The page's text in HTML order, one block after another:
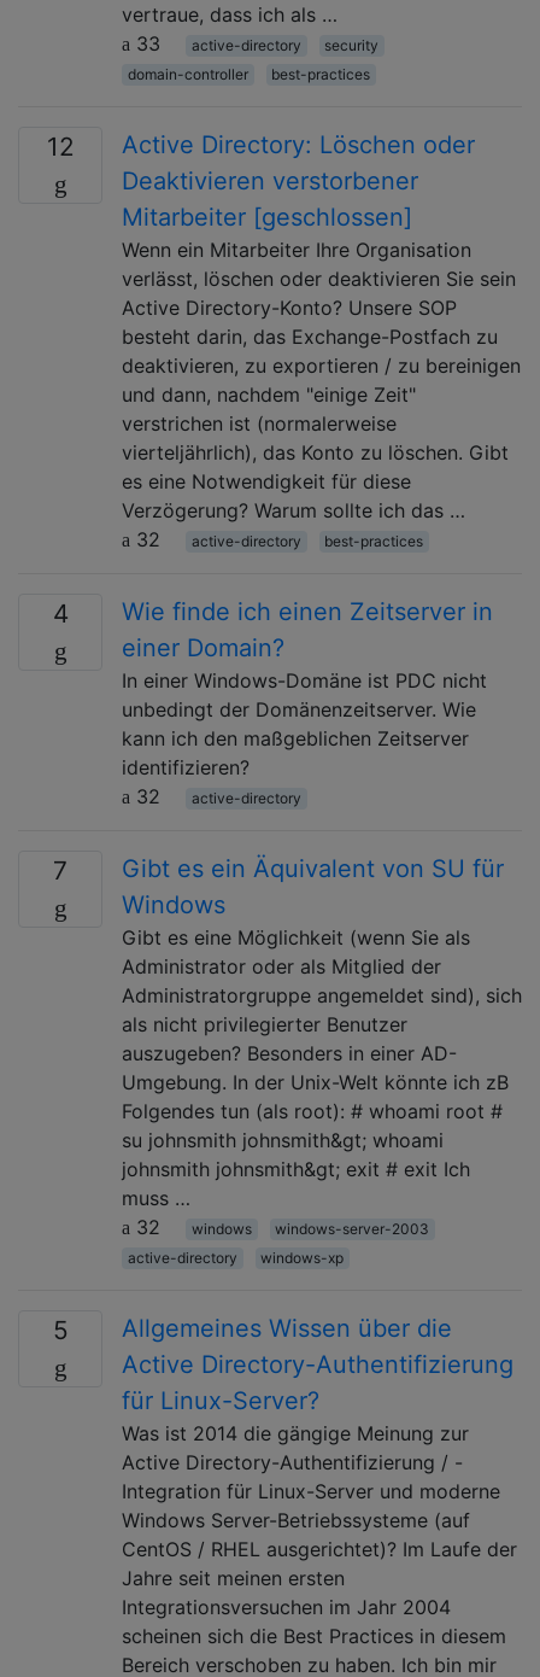
vertraue, dass ich als …
33
active-directory
security
domain-controller
best-practices
12
Active Directory: Löschen oder
Deaktivieren verstorbener
Mitarbeiter [geschlossen]
Wenn ein Mitarbeiter Ihre Organisation
verlässt, löschen oder deaktivieren Sie sein
Active Directory-Konto? Unsere SOP
besteht darin, das Exchange-Postfach zu
deaktivieren, zu exportieren / zu bereinigen
und dann, nachdem "einige Zeit"
verstrichen ist (normalerweise
vierteljährlich), das Konto zu löschen. Gibt
es eine Notwendigkeit für diese
Verzögerung? Warum sollte ich das …
32
active-directory best-practices
4
Wie finde ich einen Zeitserver in
einer Domain?
In einer Windows-Domäne ist PDC nicht
unbedingt der Domänenzeitserver. Wie
kann ich den maßgeblichen Zeitserver
identifizieren?
32
active-directory
7
Gibt es ein Äquivalent von SU für
Windows
Gibt es eine Möglichkeit (wenn Sie als
Administrator oder als Mitglied der
Administratorgruppe angemeldet sind), sich
als nicht privilegierter Benutzer
auszugeben? Besonders in einer AD-
Umgebung. In der Unix-Welt könnte ich zB
Folgendes tun (als root): # whoami root #
su johnsmith johnsmith&gt; whoami
johnsmith johnsmith&gt; exit # exit Ich
muss …
32
windows
windows-server-2003
active-directory
windows-xp
5
Allgemeines Wissen über die
Active Directory-Authentifizierung
für Linux-Server?
Was ist 2014 die gängige Meinung zur
Active Directory-Authentifizierung / -
Integration für Linux-Server und moderne
Windows Server-Betriebssysteme (auf
CentOS / RHEL ausgerichtet)? Im Laufe der
Jahre seit meinen ersten
Integrationsversuchen im Jahr 2004
scheinen sich die Best Practices in diesem
Bereich verschoben zu haben. Ich bin mir